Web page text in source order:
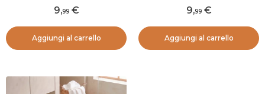
9,99
Aggiungi al carrello
9,99
Aggiungi al carrello